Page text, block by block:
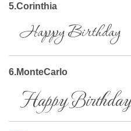
5.Corinthia
Happy Birthday
6.MonteCarlo
Happy Birthday